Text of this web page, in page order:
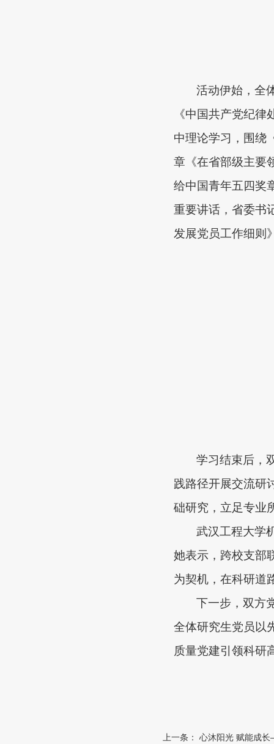
活动伊始，全
《中国共产党纪律
中理论学习 ，围绕
章《在省部级主要
给中国青年五四奖
重要讲话，省委书
发展党员工作细则
学习结束后，
践路径开展交流研
础研究，立足专业
武汉工程大学
她表示，跨校支部
为契机，在科研道
下一步，双方
全体研究生党员以
质量党建引领科研
上一条： 心沐阳光 赋能成